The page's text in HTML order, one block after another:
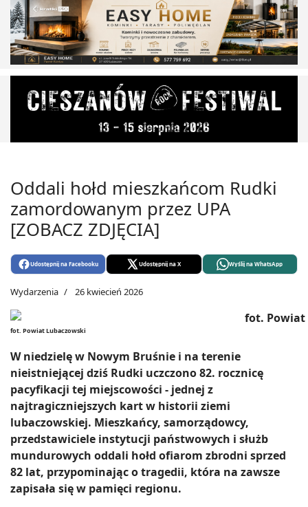
Oddali hołd mieszkańcom Rudki
zamordowanym przez UPA
[ZOBACZ ZDJĘCIA]
Udostępnij na Facebooku Udostępnij na X Wyślij na WhatsApp
Wydarzenia 26 kwiecień 2026
fot. Powiat Lubaczowski
W niedzielę w Nowym Bruśnie i na terenie
nieistniejącej dziś Rudki uczczono 82. rocznicę
pacyfikacji tej miejscowości - jednej z
najtragiczniejszych kart w historii ziemi
lubaczowskiej. Mieszkańcy, samorządowcy,
przedstawiciele instytucji państwowych i służb
mundurowych oddali hołd ofiarom zbrodni sprzed
82 lat, przypominając o tragedii, która na zawsze
zapisała się w pamięci regionu.